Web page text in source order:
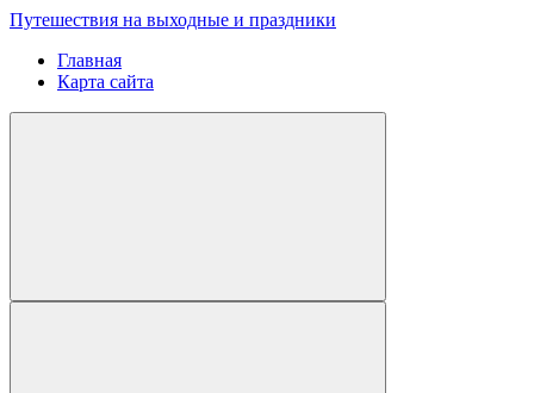
Путешествия на выходные и праздники
Главная
Карта сайта